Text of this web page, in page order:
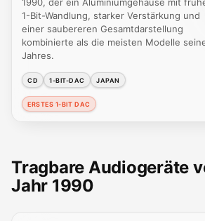
1990, der ein Aluminiumgehäuse mit
1-Bit-Wandlung, starker Verstärkung und
einer saubereren Gesamtdarstellung
kombinierte als die meisten Modelle
Jahres.
CD 1-BIT-DAC JAPAN
ERSTES 1-BIT DAC
Tragbare Audiogeräte
Jahr 1990